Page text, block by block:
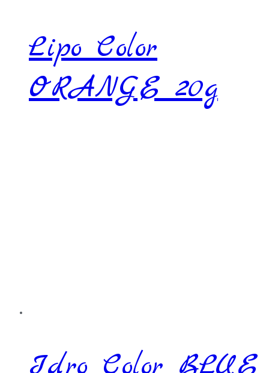
Lipo Color
ORANGE 20g